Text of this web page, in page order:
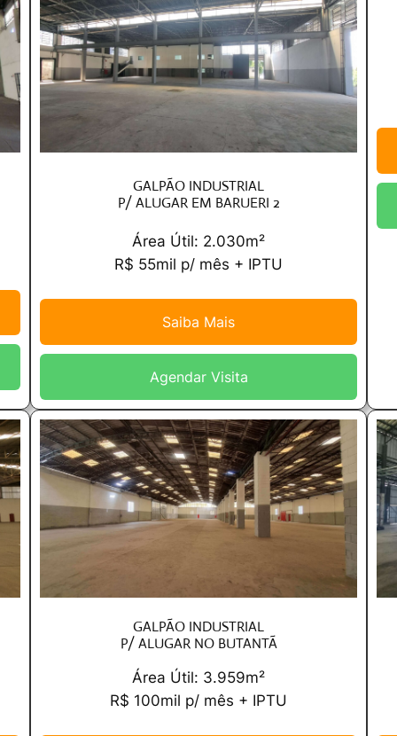
GALPÃO INDUSTRIAL
P/ ALUGAR EM BARUERI 2
Área Útil: 2.030m²
R$ 55mil p/ mês + IPTU
Saiba Mais
Agendar Visita
GALPÃO INDUSTRIAL
P/ ALUGAR NO BUTANTÃ
Área Útil: 3.959m²
R$ 100mil p/ mês + IPTU